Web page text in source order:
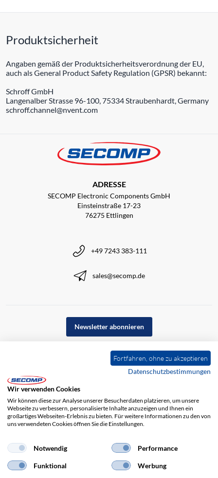
Produktsicherheit
Angaben gemäß der Produktsicherheitsverordnung der EU,
auch als General Product Safety Regulation (GPSR) bekannt:
Schroff GmbH
Langenalber Strasse 96-100, 75334 Straubenhardt, Germany
schroff.channel@nvent.com
ADRESSE
SECOMP Electronic Components GmbH
Einsteinstraße 17-23
76275 Ettlingen
+49 7243 383-111
sales@secomp.de
Newsletter abonnieren
Impressum Haftungsausschluss
Fortfahren, ohne zu akzeptieren
Datenschutzbestimmungen
Wir verwenden Cookies
Wir können diese zur Analyse unserer Besucherdaten platzieren, um unsere
Webseite zu verbessern, personalisierte Inhalte anzuzeigen und Ihnen ein
großartiges Webseiten-Erlebnis zu bieten. Für weitere Informationen zu den von
uns verwendeten Cookies öffnen Sie die Einstellungen.
Notwendig Performance
Funktional Werbung